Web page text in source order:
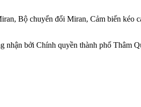
Bộ chuyển đổi Miran, Cảm biến
nhận bởi Chính quyền thành phố Thâm